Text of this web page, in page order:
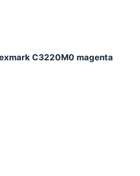
C3220M0 magenta